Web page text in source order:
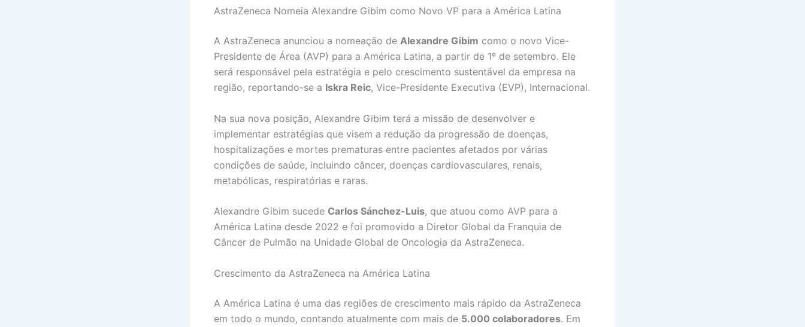
AstraZeneca Nomeia Alexandre Gibim como Novo VP para a América Latina
A AstraZeneca anunciou a nomeação de Alexandre Gibim como o novo Vice-
Presidente de Área (AVP) para a América Latina, a partir de 1º de setembro. Ele
será responsável pela estratégia e pelo crescimento sustentável da empresa na
região, reportando-se a Iskra Reic, Vice-Presidente Executiva (EVP), Internacional.
Na sua nova posição, Alexandre Gibim terá a missão de desenvolver e
implementar estratégias que visem a redução da progressão de doenças,
hospitalizações e mortes prematuras entre pacientes afetados por várias
condições de saúde, incluindo câncer, doenças cardiovasculares, renais,
metabólicas, respiratórias e raras.
Alexandre Gibim sucede Carlos Sánchez-Luis, que atuou como AVP para a
América Latina desde 2022 e foi promovido a Diretor Global da Franquia de
Câncer de Pulmão na Unidade Global de Oncologia da AstraZeneca.
Crescimento da AstraZeneca na América Latina
A América Latina é uma das regiões de crescimento mais rápido da AstraZeneca
em todo o mundo, contando atualmente com mais de 5.000 colaboradores. Em